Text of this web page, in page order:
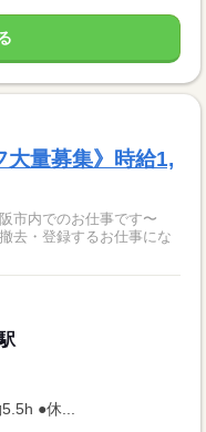
大量募集》時給1,
市内でのお仕事です〜
去・登録するお仕事にな
●休...